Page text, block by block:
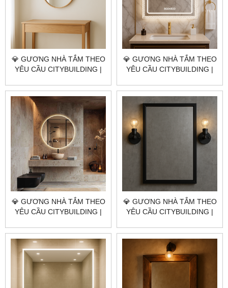
💎 GƯƠNG NHÀ TẮM THEO
YÊU CẦU CITYBUILDING |
GIÁ GƯƠNG NHÀ TẮM XÃ
BÌNH CHÂU TP.HCM
💎 GƯƠNG NHÀ TẮM THEO
YÊU CẦU CITYBUILDING |
GIÁ GƯƠNG NHÀ TẮM XÃ
💎 GƯƠNG NHÀ TẮM THEO
YÊU CẦU CITYBUILDING |
GIÁ GƯƠNG NHÀ TẮM XÃ
BÀU LÂM TP.HCM
💎 GƯƠNG NHÀ TẮM THEO
YÊU CẦU CITYBUILDING |
GIÁ GƯƠNG NHÀ TẮM XÃ
HOÀ HỘI TP.HCM